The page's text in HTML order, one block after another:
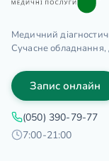
Медичний
Сучасне обладнання,
Запис онлайн
(050) 390-79-77
7:00-21:00